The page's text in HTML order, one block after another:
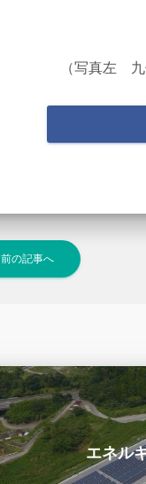
（写真左 九
前の記事へ
エネル